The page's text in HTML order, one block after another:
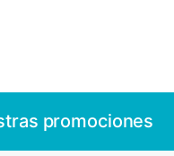
promociones